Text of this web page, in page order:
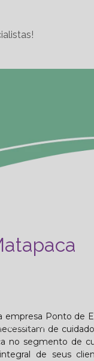
desafiador)?
empresa Ponto de
de
no segmento de
de seus